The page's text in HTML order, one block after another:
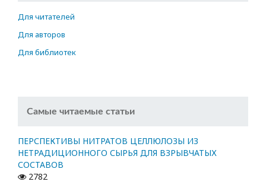
Для читателей
Для авторов
Для библиотек
Самые читаемые статьи
ПЕРСПЕКТИВЫ НИТРАТОВ ЦЕЛЛЮЛОЗЫ ИЗ
НЕТРАДИЦИОННОГО СЫРЬЯ ДЛЯ ВЗРЫВЧАТЫХ
СОСТАВОВ
2782